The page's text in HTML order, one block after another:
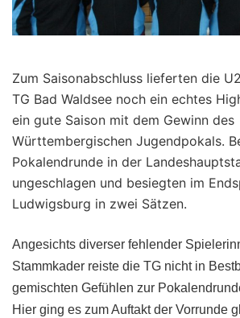
Zum Saisonabschluss lieferten die
TG Bad Waldsee noch ein echtes
ein gute Saison mit dem Gewinn des
Württembergischen Jugendpokals.
Pokalendrunde in der
ungeschlagen und besiegten im
Ludwigsburg in zwei Sätzen.
Angesichts diverser fehlender
Stammkader reiste die TG nicht in
gemischten Gefühlen zur
Hier ging es zum Auftakt der Vorrunde